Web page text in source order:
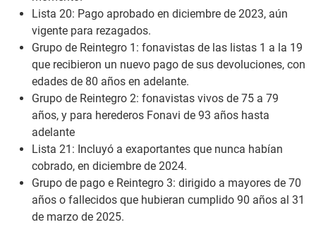
Lista 20: Pago aprobado en diciembre de 2023, aún
vigente para rezagados.
Grupo de Reintegro 1: fonavistas de las listas 1 a la 19
que recibieron un nuevo pago de sus devoluciones, con
edades de 80 años en adelante.
Grupo de Reintegro 2: fonavistas vivos de 75 a 79
años, y para herederos Fonavi de 93 años hasta
adelante
Lista 21: Incluyó a exaportantes que nunca habían
cobrado, en diciembre de 2024.
Grupo de pago e Reintegro 3: dirigido a mayores de 70
años o fallecidos que hubieran cumplido 90 años al 31
de marzo de 2025.